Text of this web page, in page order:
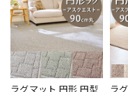
ラグマット 円形 円型
ラ